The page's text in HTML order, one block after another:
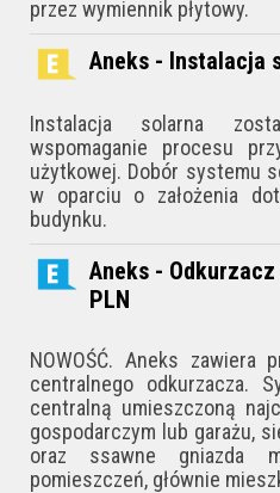
przez wymiennik płytowy.
Aneks - Instalacja
Instalacja solarna
wspomaganie procesu
użytkowej. Dobór systemu
w oparciu o założenia
budynku.
Aneks -
PLN
NOWOŚĆ. Aneks zawiera
centralnego odkurzacza.
centralną umieszczoną
gospodarczym lub garażu,
oraz ssawne gniazda
pomieszczeń, głównie